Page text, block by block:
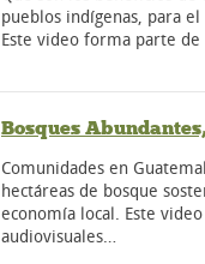
pueblos indígenas, para
Este video forma parte de
Bosques
Comunidades en
hectáreas de bosque
economía local. Este
audiovisuales…